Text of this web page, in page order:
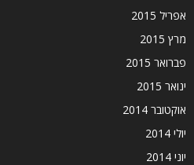
אפריל 2015
מרץ 2015
פברואר 2015
ינואר 2015
אוקטובר 2014
יולי 2014
יוני 2014